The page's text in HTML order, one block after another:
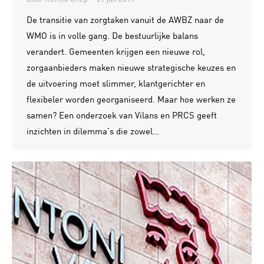
De transitie van zorgtaken vanuit de AWBZ naar de
WMO is in volle gang. De bestuurlijke balans
verandert. Gemeenten krijgen een nieuwe rol,
zorgaanbieders maken nieuwe strategische keuzes en
de uitvoering moet slimmer, klantgerichter en
flexibeler worden georganiseerd. Maar hoe werken ze
samen? Een onderzoek van Vilans en PRCS geeft
inzichten in dilemma’s die zowel…